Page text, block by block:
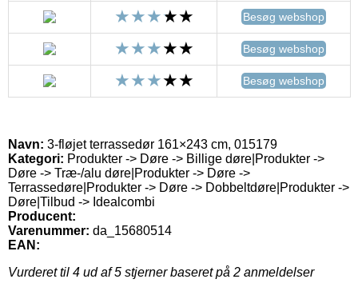
Besøg webshop
Besøg webshop
Besøg webshop
Navn: 3-fløjet terrassedør 161×243 cm, 015179
Kategori: Produkter -> Døre -> Billige døre|Produkter ->
Døre -> Træ-/alu døre|Produkter -> Døre ->
Terrassedøre|Produkter -> Døre -> Dobbeltdøre|Produkter ->
Døre|Tilbud -> Idealcombi
Producent:
Varenummer: da_15680514
EAN:
Vurderet til 4 ud af 5 stjerner baseret på 2 anmeldelser